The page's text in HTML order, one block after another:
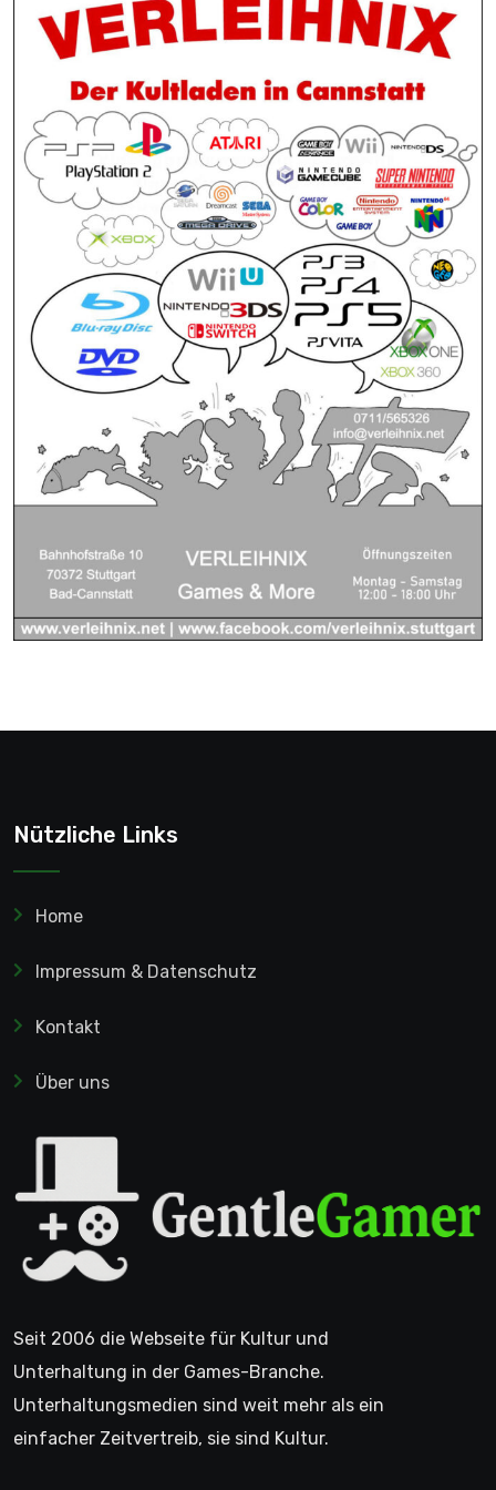
Nützliche Links
Home
Impressum & Datenschutz
Kontakt
Über uns
Seit 2006 die Webseite für Kultur und
Unterhaltung in der Games-Branche.
Unterhaltungsmedien sind weit mehr als ein
einfacher Zeitvertreib, sie sind Kultur.